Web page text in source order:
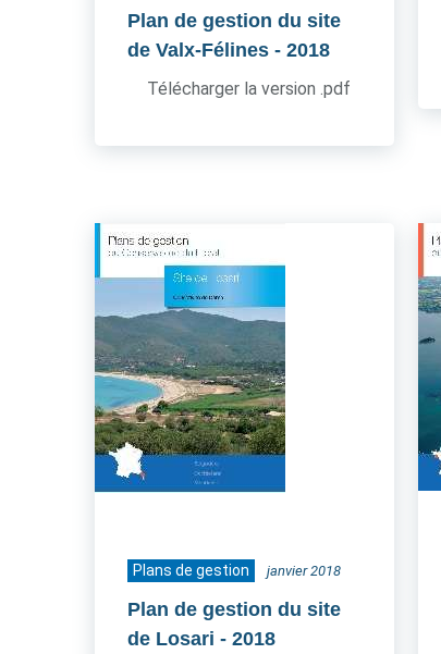
Plan de gestion du site
de Valx-Félines - 2018
Télécharger la version .pdf
Plans de gestion janvier 2018
Plan de gestion du site
de Losari - 2018